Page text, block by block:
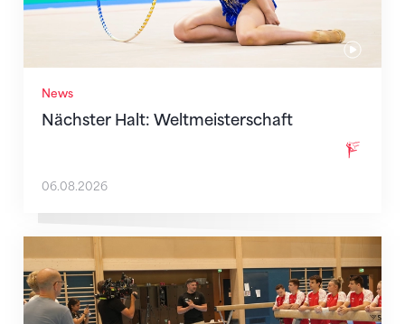
News
Nächster Halt: Weltmeisterschaft
06.08.2026
Mit klaren Zielen nach Zagreb